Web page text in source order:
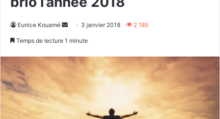
Eunice Kouamé
Envoyer3 janvier 2018 2 185
Temps de lecture 1 minute